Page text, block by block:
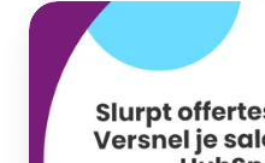
Slurpt
offertes
maken
tijd?
Versnel